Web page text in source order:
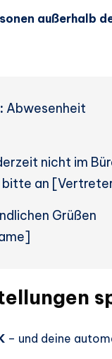
außerhalb
Abwesenheit
nicht im
bitte an
Grüßen
– und deine